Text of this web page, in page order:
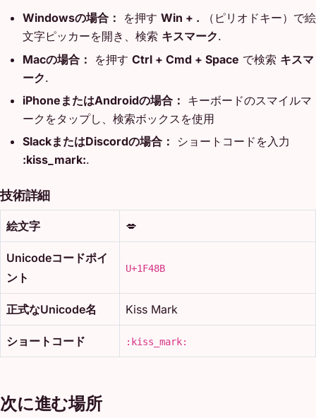
Windowsの場合： を押す Win + . （ピリオドキー）で絵
文字ピッカーを開き、検索 キスマーク.
Macの場合：
を押す Ctrl + Cmd + Space で検索 キスマ
ーク.
iPhoneまたはAndroidの場合： キーボードのスマイルマ
ークをタップし、検索ボックスを使用
SlackまたはDiscordの場合：
ショートコードを入力
:kiss_mark:.
技術詳細
絵文字 💋
Unicodeコードポイ
ント
U+1F48B
正式なUnicode名 Kiss Mark
ショートコード :kiss_mark:
次に進む場所